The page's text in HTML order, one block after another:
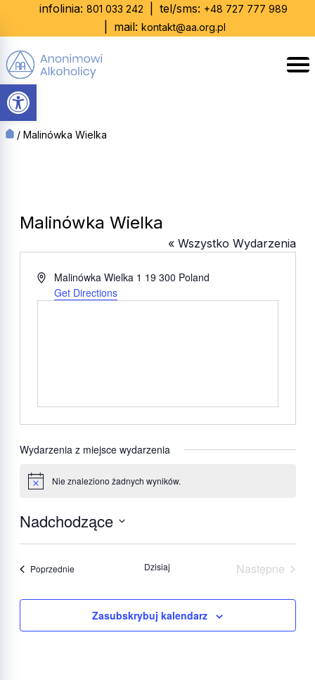
Otwórz pasek narzędzi
infolinia: 801 033 242 tel/sms: +48 727 777 989
mail: kontakt@aa.org.pl
/ Malinówka Wielka
Malinówka Wielka
« Wszystko Wydarzenia
AdresMalinówka Wielka 1 19 300 Poland
Get Directions
Wydarzenia z miejsce wydarzenia
Powiadomienie
Nie znaleziono żadnych wyników.
Nadchodzące
Wybierz
PoprzednieWydarzenia Dzisiaj
Następne
Zasubskrybuj kalendarz